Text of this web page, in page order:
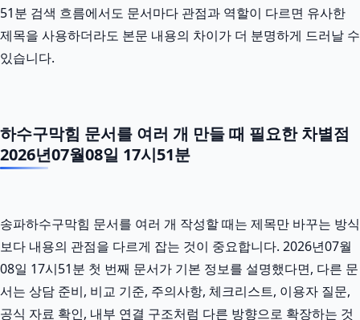
51분 검색 흐름에서도 문서마다 관점과 역할이 다르면 유사한
제목을 사용하더라도 본문 내용의 차이가 더 분명하게 드러날 수
있습니다.
하수구막힘 문서를 여러 개 만들 때 필요한 차별점
2026년07월08일 17시51분
송파하수구막힘 문서를 여러 개 작성할 때는 제목만 바꾸는 방식
보다 내용의 관점을 다르게 잡는 것이 중요합니다. 2026년07월
08일 17시51분 첫 번째 문서가 기본 정보를 설명했다면, 다른 문
서는 상담 준비, 비교 기준, 주의사항, 체크리스트, 이용자 질문,
공식 자료 확인, 내부 연결 구조처럼 다른 방향으로 확장하는 것